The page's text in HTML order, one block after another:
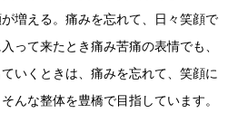
増える。痛みを忘れて、日々笑顔で
って来たとき痛み苦痛の表情でも、
いくときは、痛みを忘れて、笑顔に
んな整体を豊橋で目指しています。